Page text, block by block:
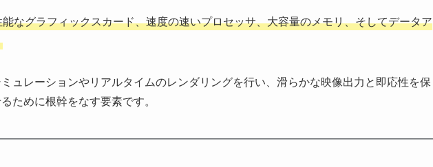
なグラフィックスカード、速度の速いプロセッサ、大容量のメモリ、そしてデータア
ュレーションやリアルタイムのレンダリングを行い、滑らかな映像出力と即応性を保
ために根幹をなす要素です。